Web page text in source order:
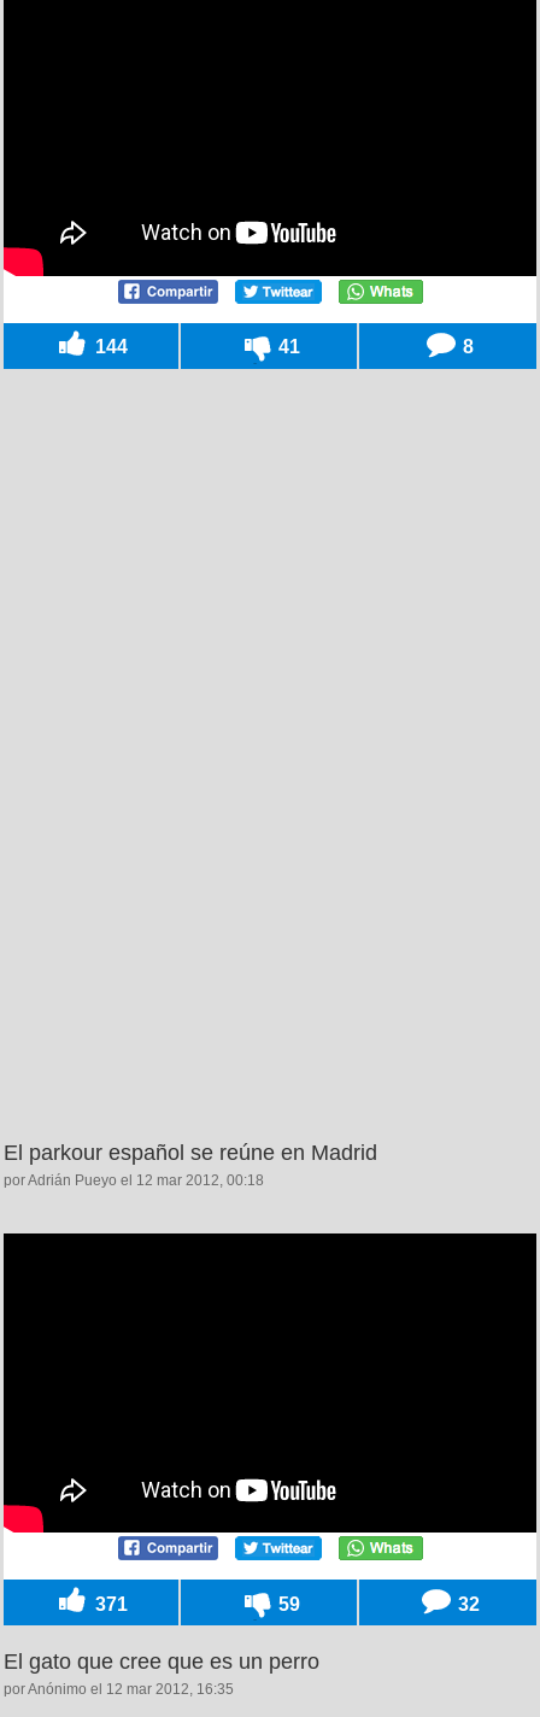
144 41 8
El parkour español se reúne en Madrid
por Adrián Pueyo el 12 mar 2012, 00:18
371 59 32
El gato que cree que es un perro
por Anónimo el 12 mar 2012, 16:35